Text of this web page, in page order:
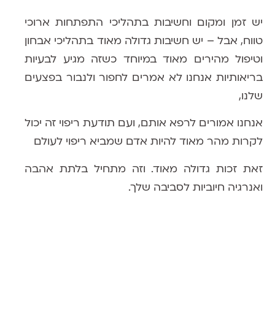
יש זמן ומקום וחשיבות בתהליכי התפתחות ארוכי
טווח, אבל – יש חשיבות גדולה מאוד בתהליכי אבחון
וטיפול מהירים מאוד במיוחד כשזה מגיע לבעיות
בריאותיות אנחנו לא אמרים לחפור ולנבור בפצעים
שלנו,
אנחנו אמורים לרפא אותם, ועם תודעת ריפוי זה יכול
לקרות מהר מאוד להיות אדם שמביא ריפוי לעולם
זאת זכות גדולה מאוד. וזה מתחיל בלתת אהבה
ואנרגיה חיוביות לסביבה שלך.